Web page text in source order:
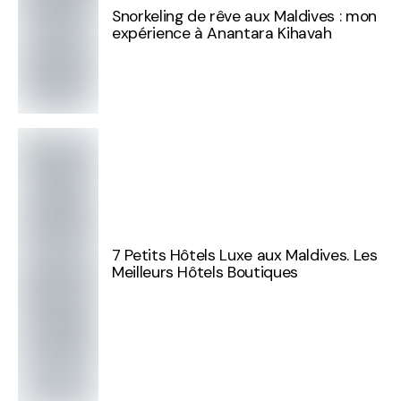
Snorkeling de rêve aux Maldives : mon
expérience à Anantara Kihavah
7 Petits Hôtels Luxe aux Maldives. Les
Meilleurs Hôtels Boutiques